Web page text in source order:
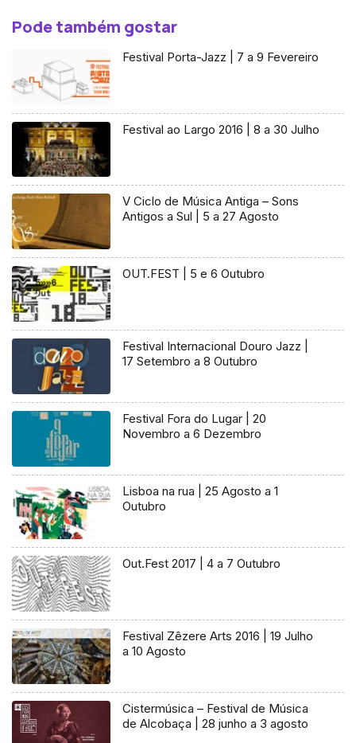
Pode também gostar
Festival Porta-Jazz | 7 a 9 Fevereiro
Festival ao Largo 2016 | 8 a 30 Julho
V Ciclo de Música Antiga – Sons
Antigos a Sul | 5 a 27 Agosto
OUT.FEST | 5 e 6 Outubro
Festival Internacional Douro Jazz |
17 Setembro a 8 Outubro
Festival Fora do Lugar | 20
Novembro a 6 Dezembro
Lisboa na rua | 25 Agosto a 1
Outubro
Out.Fest 2017 | 4 a 7 Outubro
Festival Zêzere Arts 2016 | 19 Julho
a 10 Agosto
Cistermúsica – Festival de Música
de Alcobaça | 28 junho a 3 agosto